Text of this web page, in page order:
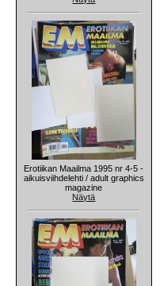
Erotiikan Maailma 1995 nr 4-5 -
aikuisviihdelehti / adult graphics
magazine
Näytä